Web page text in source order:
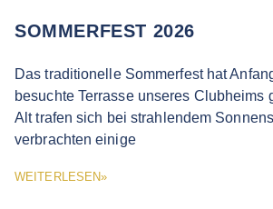
SOMMERFEST 2026
Das traditionelle Sommerfest hat
besuchte Terrasse unseres Clubheims
Alt trafen sich bei strahlendem
verbrachten einige
WEITERLESEN»